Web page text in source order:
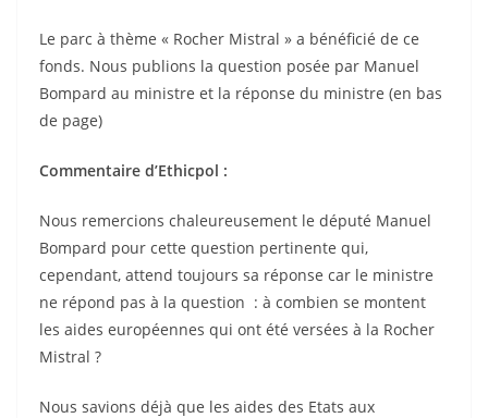
Le parc à thème « Rocher Mistral » a bénéficié de ce
fonds. Nous publions la question posée par Manuel
Bompard au ministre et la réponse du ministre (en bas
de page)
Commentaire d’Ethicpol :
Nous remercions chaleureusement le député Manuel
Bompard pour cette question pertinente qui,
cependant, attend toujours sa réponse car le ministre
ne répond pas à la question : à combien se montent
les aides européennes qui ont été versées à la Rocher
Mistral ?
Nous savions déjà que les aides des Etats aux